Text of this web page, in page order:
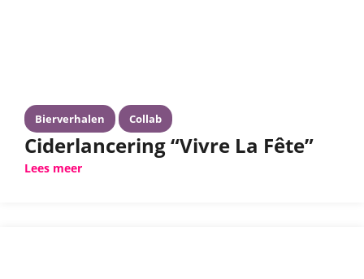
Bierverhalen Collab
Ciderlancering “Vivre La Fête”
Lees meer